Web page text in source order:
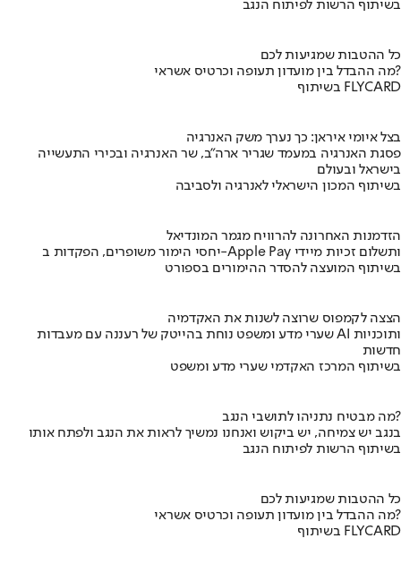
בשיתוף הרשות לפיתוח הנגב
כל ההטבות שמגיעות לכם
מה ההבדל בין מועדון תעופה וכרטיס אשראי?
בשיתוף FLYCARD
בצל איומי איראן: כך נערך משק האנרגיה
פסגת האנרגיה במעמד שגריר ארה"ב, שר האנרגיה ובכירי התעשייה
בישראל ובעולם
בשיתוף המכון הישראלי לאנרגיה ולסביבה
הזדמנות האחרונה להרוויח מגמר המונדיאל
יחסי הימור משופרים, הפקדות ב-Apple Pay ותשלום זכיות מיידי
בשיתוף המועצה להסדר ההימורים בספורט
הצצה לקמפוס שרוצה לשנות את האקדמיה
שערי מדע ומשפט נוחת בהייטק של רעננה עם מעבדות AI ותוכניות
חדשות
בשיתוף המרכז האקדמי שערי מדע ומשפט
מה מבטיח נתניהו לתושבי הנגב?
בנגב יש צמיחה, יש ביקוש ואנחנו נמשיך לראות את הנגב ולפתח אותו
בשיתוף הרשות לפיתוח הנגב
כל ההטבות שמגיעות לכם
מה ההבדל בין מועדון תעופה וכרטיס אשראי?
בשיתוף FLYCARD